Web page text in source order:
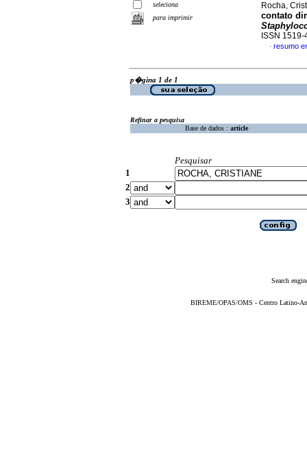
seleciona
para imprimir
Rocha,
contato
ISSN 1519-
· resumo
p�gina 1 de 1
Refinar a pesquisa
Base de dados : article
Pesquisar
1
2
3
Search
BIREME/OPAS/OMS - Centro Latino-